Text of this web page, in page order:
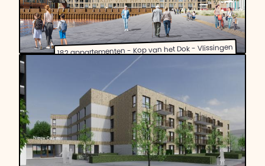
182 appartementen - Kop van het Dok - Vlissingen